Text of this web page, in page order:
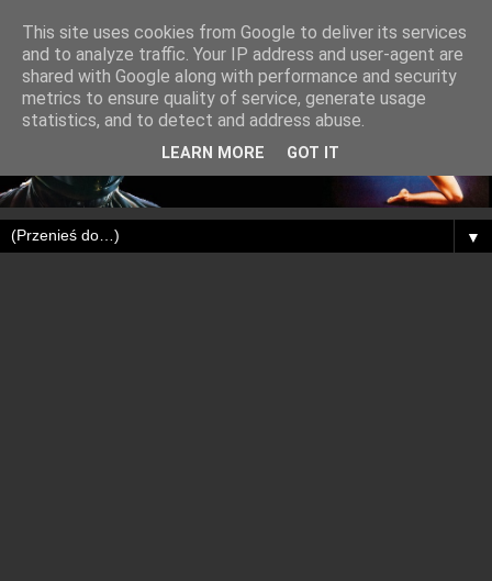
▼
This site uses cookies from Google to deliver its services
and to analyze traffic. Your IP address and user-agent are
shared with Google along with performance and security
metrics to ensure quality of service, generate usage
statistics, and to detect and address abuse.
LEARN MORE GOT IT